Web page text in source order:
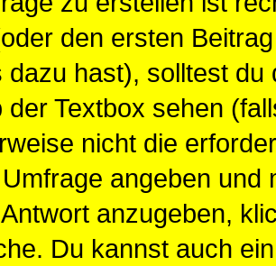
den ersten
dazu hast), solltest
der Textbox sehen
nicht die
angeben und
anzugeben,
Du kannst auch